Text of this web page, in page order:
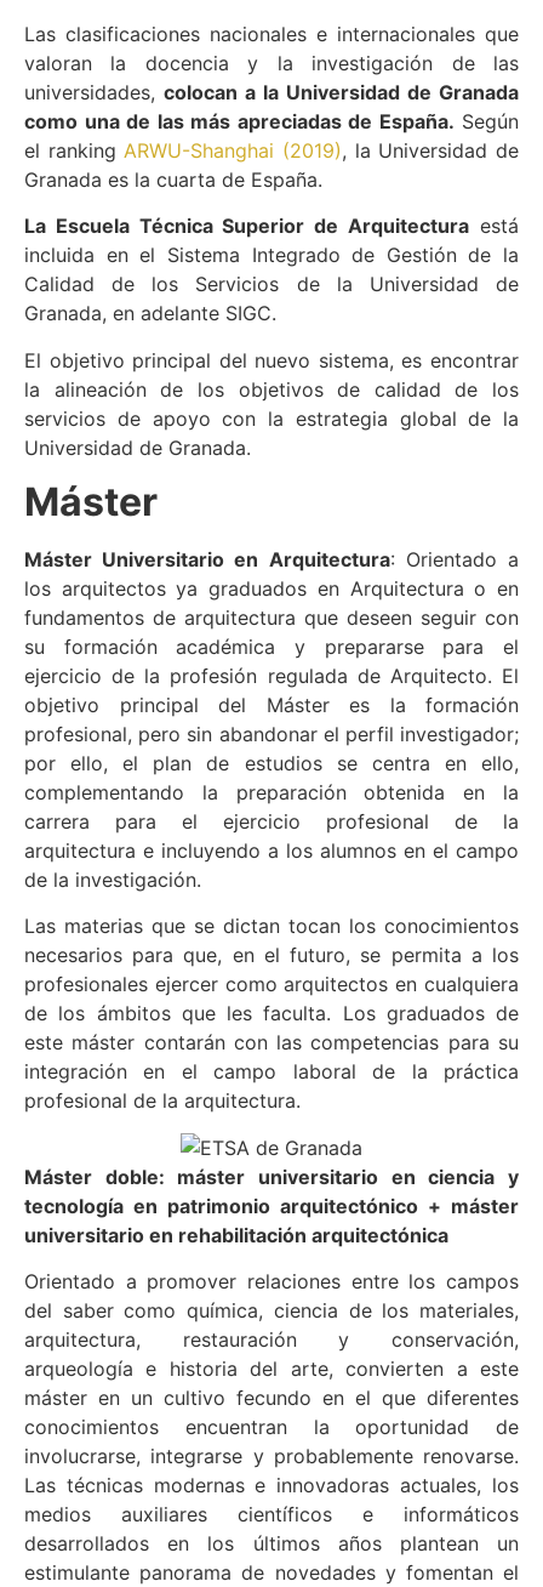
Las clasificaciones nacionales e internacionales que
valoran la docencia y la investigación de las
universidades, colocan a la Universidad de Granada
como una de las más apreciadas de España. Según
el ranking ARWU-Shanghai (2019), la Universidad de
Granada es la cuarta de España.
La Escuela Técnica Superior de Arquitectura está
incluida en el Sistema Integrado de Gestión de la
Calidad de los Servicios de la Universidad de
Granada, en adelante SIGC.
El objetivo principal del nuevo sistema, es encontrar
la alineación de los objetivos de calidad de los
servicios de apoyo con la estrategia global de la
Universidad de Granada.
Máster
Máster Universitario en Arquitectura: Orientado a
los arquitectos ya graduados en Arquitectura o en
fundamentos de arquitectura que deseen seguir con
su formación académica y prepararse para el
ejercicio de la profesión regulada de Arquitecto. El
objetivo principal del Máster es la formación
profesional, pero sin abandonar el perfil investigador;
por ello, el plan de estudios se centra en ello,
complementando la preparación obtenida en la
carrera para el ejercicio profesional de la
arquitectura e incluyendo a los alumnos en el campo
de la investigación.
Las materias que se dictan tocan los conocimientos
necesarios para que, en el futuro, se permita a los
profesionales ejercer como arquitectos en cualquiera
de los ámbitos que les faculta. Los graduados de
este máster contarán con las competencias para su
integración en el campo laboral de la práctica
profesional de la arquitectura.
Máster doble: máster universitario en ciencia y
tecnología en patrimonio arquitectónico + máster
universitario en rehabilitación arquitectónica
Orientado a promover relaciones entre los campos
del saber como química, ciencia de los materiales,
arquitectura, restauración y conservación,
arqueología e historia del arte, convierten a este
máster en un cultivo fecundo en el que diferentes
conocimientos encuentran la oportunidad de
involucrarse, integrarse y probablemente renovarse.
Las técnicas modernas e innovadoras actuales, los
medios auxiliares científicos e informáticos
desarrollados en los últimos años plantean un
estimulante panorama de novedades y fomentan el